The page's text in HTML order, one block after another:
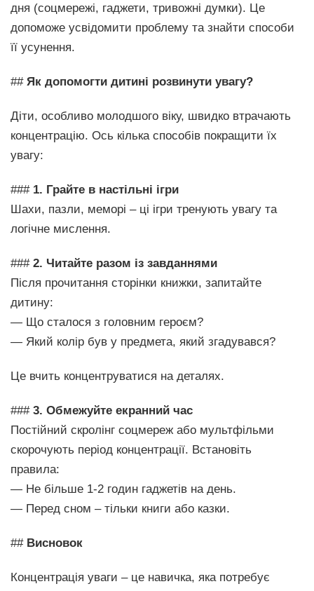
дня (соцмережі, гаджети, тривожні думки). Це
допоможе усвідомити проблему та знайти способи
її усунення.
## Як допомогти дитині розвинути увагу?
Діти, особливо молодшого віку, швидко втрачають
концентрацію. Ось кілька способів покращити їх
увагу:
### 1. Грайте в настільні ігри
Шахи, пазли, меморі – ці ігри тренують увагу та
логічне мислення.
### 2. Читайте разом із завданнями
Після прочитання сторінки книжки, запитайте
дитину:
— Що сталося з головним героєм?
— Який колір був у предмета, який згадувався?
Це вчить концентруватися на деталях.
### 3. Обмежуйте екранний час
Постійний скролінг соцмереж або мультфільми
скорочують період концентрації. Встановіть
правила:
— Не більше 1-2 годин гаджетів на день.
— Перед сном – тільки книги або казки.
## Висновок
Концентрація уваги – це навичка, яка потребує